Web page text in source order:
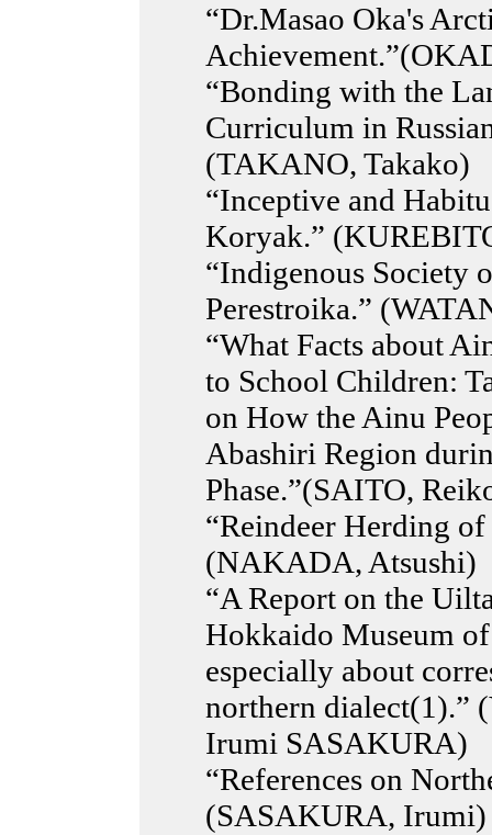
“Dr.Masao Oka's
“Bonding with the
Curriculum in
(TAKANO, Takako)
“Inceptive and
Koryak.”
“Indigenous Society
Perestroika.”
“What Facts about
to School Children:
on How the Ainu
Abashiri Region
Phase.”(SAITO,
“Reindeer Herding
(NAKADA, Atsushi)
“A Report on the
Hokkaido Museum
especially about
northern dialect(1).”
Irumi SASAKURA)
“References on
(SASAKURA, Irumi)